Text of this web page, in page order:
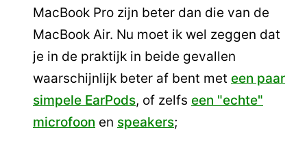
MacBook Pro zijn beter dan die van de
MacBook Air. Nu moet ik wel zeggen dat
je in de praktijk in beide gevallen
waarschijnlijk beter af bent met een paar
simpele EarPods, of zelfs een "echte"
microfoon en speakers;